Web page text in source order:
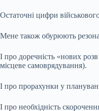
Остаточні цифри
Мене також обурюють
І про доречність «нових
місцеве самоврядування).
І про прорахунки у
І про необхідність